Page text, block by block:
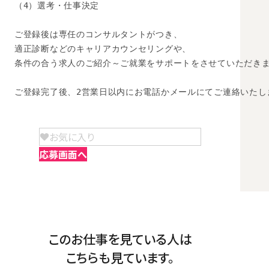
（4）選考・仕事決定
ご登録後は専任のコンサルタントがつき、
適正診断などのキャリアカウンセリングや、
条件の合う求人のご紹介～ご就業をサポートをさせていただき
ご登録完了後、2営業日以内にお電話かメールにてご連絡いたし
お気に入り
応募画面へ
このお仕事を見ている人は
こちらも見ています。